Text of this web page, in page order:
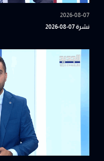
2026-08-07
نشرة 07-08-2026